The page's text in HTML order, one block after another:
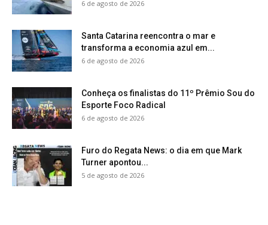
6 de agosto de 2026
Santa Catarina reencontra o mar e
transforma a economia azul em...
6 de agosto de 2026
Conheça os finalistas do 11º Prêmio Sou do
Esporte Foco Radical
6 de agosto de 2026
Furo do Regata News: o dia em que Mark
Turner apontou...
5 de agosto de 2026